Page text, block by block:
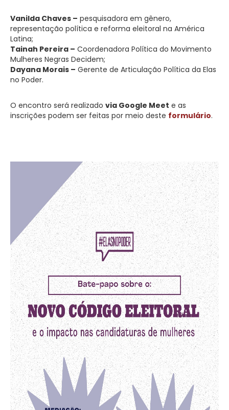
Vanilda Chaves – pesquisadora em gênero,
representação política e reforma eleitoral na América
Latina;
Tainah Pereira – Coordenadora Política do Movimento
Mulheres Negras Decidem;
Dayana Morais – Gerente de Articulação Política da Elas
no Poder.
O encontro será realizado via Google Meet e as
inscrições podem ser feitas por meio deste formulário.